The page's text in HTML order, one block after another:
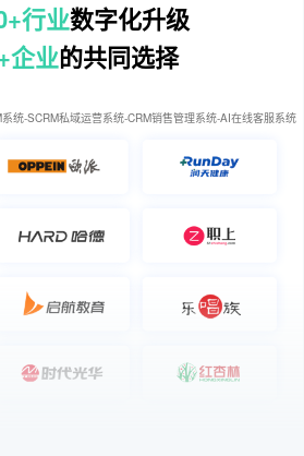
行业数字化升级
企业的共同选择